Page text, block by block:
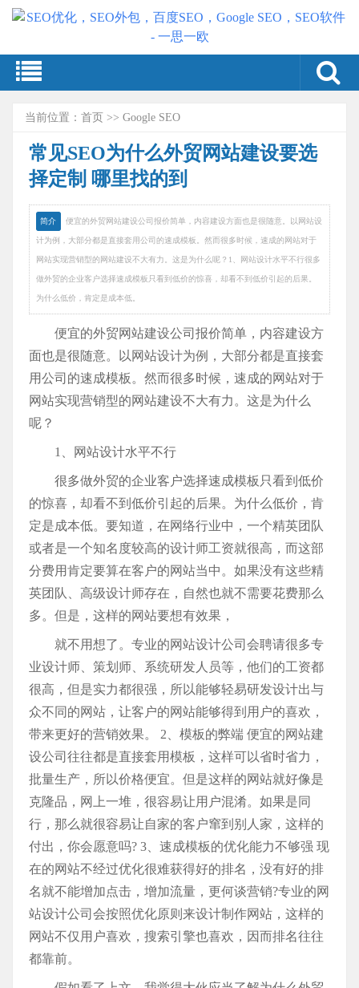
当前位置： 首页 >> Google SEO
常见SEO为什么外贸网站建设要选
择定制 哪里找的到
简介 便宜的外贸网站建设公司报价简单，内容建设方面也是很随意。以网站设
计为例，大部分都是直接套用公司的速成模板。然而很多时候，速成的网站对于
网站实现营销型的网站建设不大有力。这是为什么呢？1、网站设计水平不行很多
做外贸的企业客户选择速成模板只看到低价的惊喜，却看不到低价引起的后果。
为什么低价，肯定是成本低。
便宜的外贸网站建设公司报价简单，内容建设方
面也是很随意。以网站设计为例，大部分都是直接套
用公司的速成模板。然而很多时候，速成的网站对于
网站实现营销型的网站建设不大有力。这是为什么
呢？
1、网站设计水平不行
很多做外贸的企业客户选择速成模板只看到低价
的惊喜，却看不到低价引起的后果。为什么低价，肯
定是成本低。要知道，在网络行业中，一个精英团队
或者是一个知名度较高的设计师工资就很高，而这部
分费用肯定要算在客户的网站当中。如果没有这些精
英团队、高级设计师存在，自然也就不需要花费那么
多。但是，这样的网站要想有效果，
就不用想了。专业的网站设计公司会聘请很多专
业设计师、策划师、系统研发人员等，他们的工资都
很高，但是实力都很强，所以能够轻易研发设计出与
众不同的网站，让客户的网站能够得到用户的喜欢，
带来更好的营销效果。 2、模板的弊端 便宜的网站建
设公司往往都是直接套用模板，这样可以省时省力，
批量生产，所以价格便宜。但是这样的网站就好像是
克隆品，网上一堆，很容易让用户混淆。如果是同
行，那么就很容易让自家的客户窜到别人家，这样的
付出，你会愿意吗? 3、速成模板的优化能力不够强 现
在的网站不经过优化很难获得好的排名，没有好的排
名就不能增加点击，增加流量，更何谈营销?专业的网
站设计公司会按照优化原则来设计制作网站，这样的
网站不仅用户喜欢，搜索引擎也喜欢，因而排名往往
都靠前。